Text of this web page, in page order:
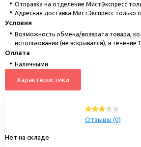
Отправка на отделение МистЭкспресс
Адресная доставка МистЭкспресс только
Условия
Возможность обмена/возврата товара,
использовании (не вскрывался), в течение
Оплата
Наличными
Характеристики
Отзывы (0)
Нет на складе